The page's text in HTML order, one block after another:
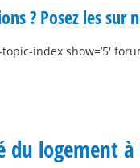
? Posez les sur
index show=’5′
du logement à